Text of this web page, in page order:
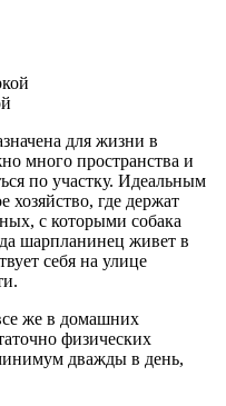
для жизни в
много пространства и
по участку. Идеальным
хозяйство, где держат
с которыми собака
шарпланинец живет в
себя на улице
же в домашних
физических
дважды в день,